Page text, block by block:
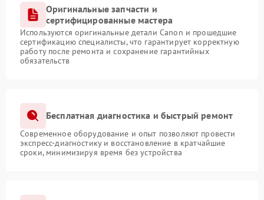
Оригинальные запчасти и
сертифицированные мастера
Используются оригинальные детали Canon и прошедшие
сертификацию специалисты, что гарантирует корректную
работу после ремонта и сохранение гарантийных
обязательств
Бесплатная диагностика и быстрый ремонт
Современное оборудование и опыт позволяют провести
экспресс-диагностику и восстановление в кратчайшие
сроки, минимизируя время без устройства